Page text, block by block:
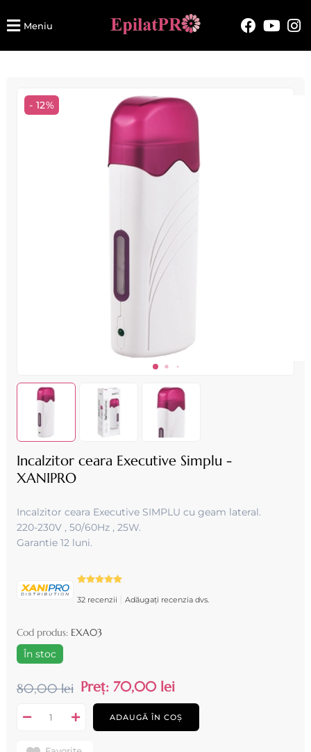
Meniu
- 12%
Incalzitor ceara Executive Simplu -
XANIPRO
Incalzitor ceara Executive SIMPLU cu geam lateral .
220-230V , 50/60Hz , 25W .
Garantie 12 luni.
32 recenzii Adăugați recenzia dvs.
Cod produs: EXA03
În stoc
80,00 lei Preț: 70,00 lei
ADAUGĂ ÎN COȘ